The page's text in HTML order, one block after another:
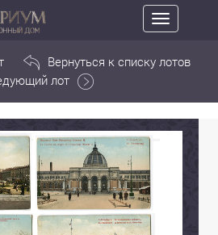
Toggle
navigation
Вернуться к списку лотов
лот